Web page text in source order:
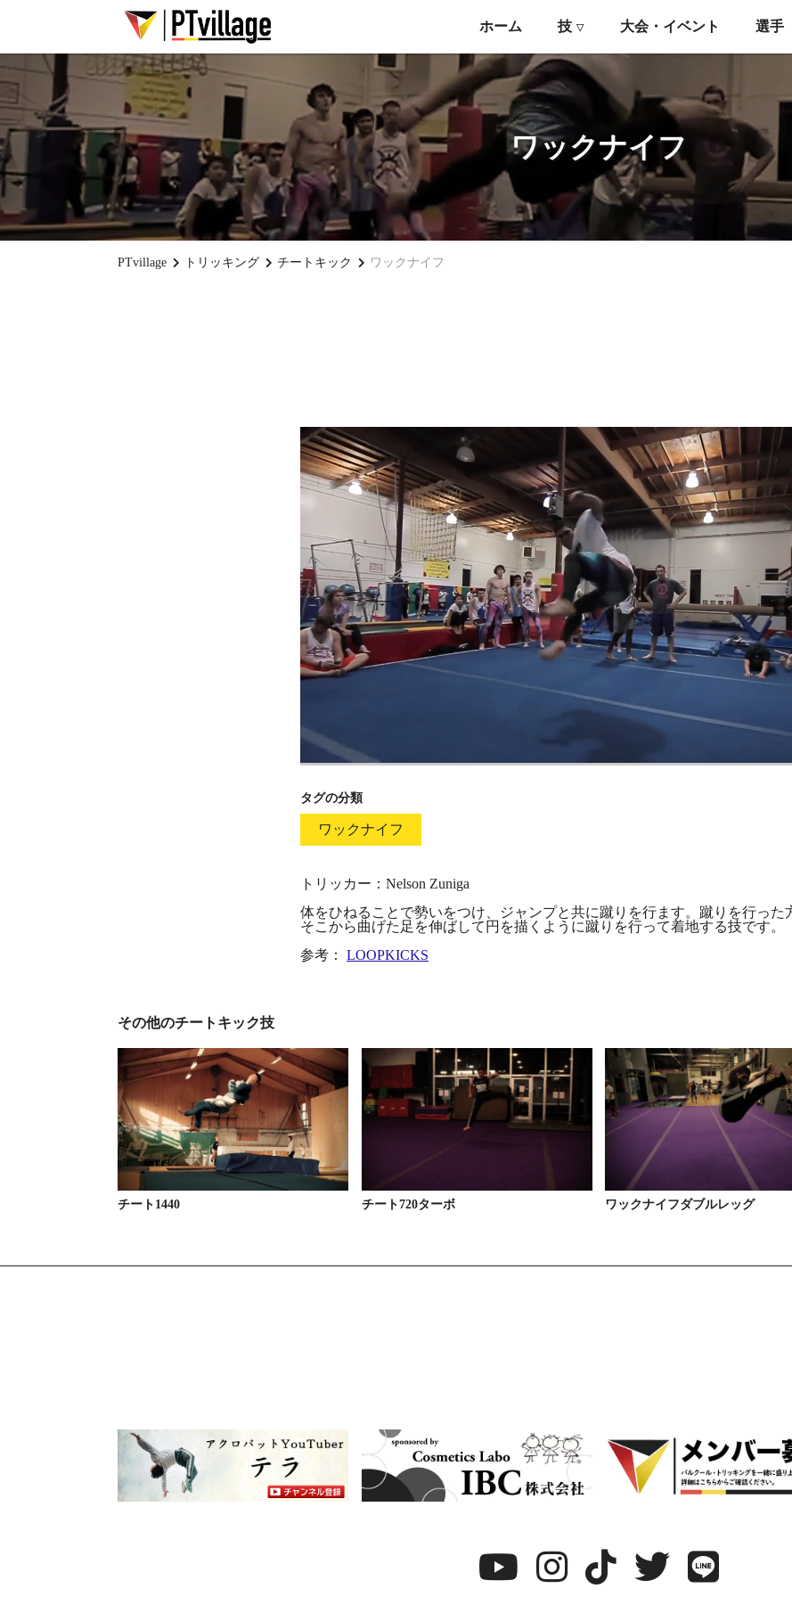
ホーム 技 ▽ 大会・イベント 選手
ワックナイフ
PTvillage トリッキング チートキック ワックナイフ
タグの分類
ワックナイフ
トリッカー：Nelson Zuniga
体をひねることで勢いをつけ、ジャンプと共に蹴りを行ます。蹴りを行った
そこから曲げた足を伸ばして円を描くように蹴りを行って着地する技です。
参考：
LOOPKICKS
その他のチートキック技
チート1440 チート720ターボ ワックナイフダブルレッグ